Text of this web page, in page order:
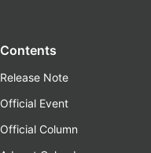
Contents
Release Note
Official Event
Official Column